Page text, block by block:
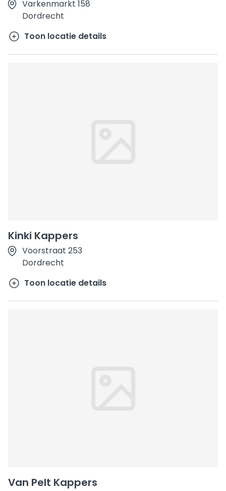
Varkenmarkt 158
Dordrecht
Toon locatie details
Kinki Kappers
Voorstraat 253
Dordrecht
Toon locatie details
Van Pelt Kappers